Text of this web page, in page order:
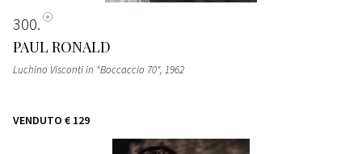
300
PAUL RONALD
Luchino Visconti in "Boccaccio 70", 1962
VENDUTO € 129